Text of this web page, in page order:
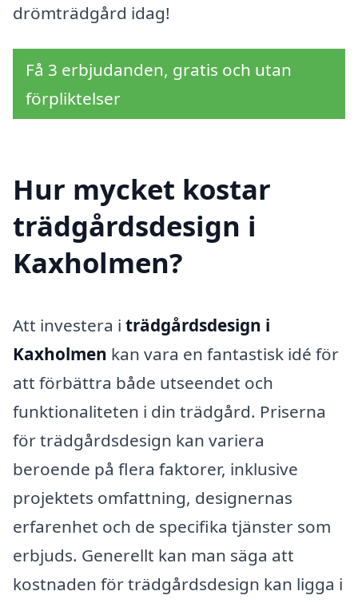
drömträdgård idag!
Få 3 erbjudanden, gratis och utan
förpliktelser
Hur mycket kostar
trädgårdsdesign i
Kaxholmen?
Att investera i trädgårdsdesign i
Kaxholmen kan vara en fantastisk idé för
att förbättra både utseendet och
funktionaliteten i din trädgård. Priserna
för trädgårdsdesign kan variera
beroende på flera faktorer, inklusive
projektets omfattning, designernas
erfarenhet och de specifika tjänster som
erbjuds. Generellt kan man säga att
kostnaden för trädgårdsdesign kan ligga i